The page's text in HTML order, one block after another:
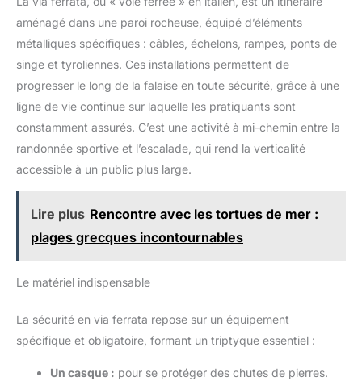
aménagé dans une paroi rocheuse, équipé d’éléments
métalliques spécifiques : câbles, échelons, rampes, ponts de
singe et tyroliennes. Ces installations permettent de
progresser le long de la falaise en toute sécurité, grâce à une
ligne de vie continue sur laquelle les pratiquants sont
constamment assurés. C’est une activité à mi-chemin entre la
randonnée sportive et l’escalade, qui rend la verticalité
accessible à un public plus large.
Lire plus Rencontre avec les tortues de mer :
plages grecques incontournables
Le matériel indispensable
La sécurité en via ferrata repose sur un équipement
spécifique et obligatoire, formant un triptyque essentiel :
Un casque : pour se protéger des chutes de pierres.